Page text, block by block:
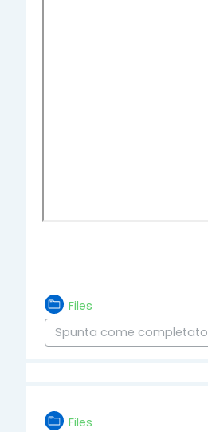
FilesCartella
Spunta come completato
FilesCartella